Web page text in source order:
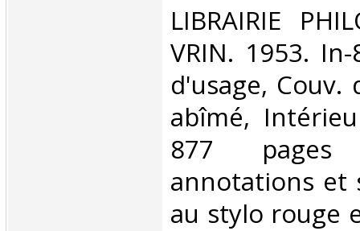
‎LIBRAIRIE
VRIN. 1953.
d'usage, Couv.
abîmé,
877 pages
annotations et
au stylo rouge